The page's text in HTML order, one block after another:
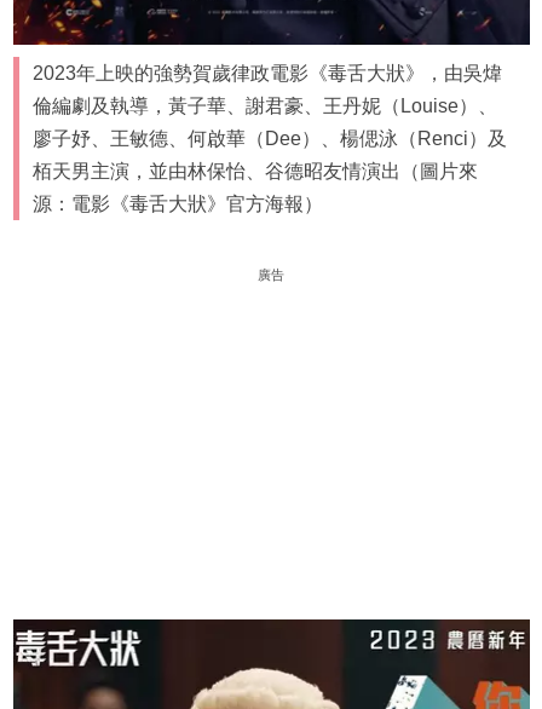
2023年上映的強勢賀歲律政電影《毒舌大狀》，由吳煒
倫編劇及執導，黃子華、謝君豪、王丹妮（Louise）、
廖子妤、王敏德、何啟華（Dee）、楊偲泳（Renci）及
栢天男主演，並由林保怡、谷德昭友情演出（圖片來
源：電影《毒舌大狀》官方海報）
廣告